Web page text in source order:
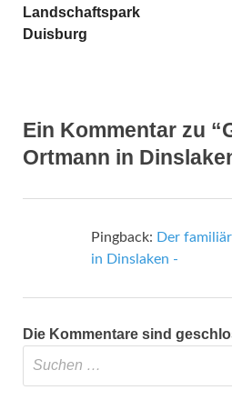
Landschaftspark
Duisburg
Ein Kommentar zu
Ortmann in
Pingback: Der
in Dinslaken -
Die Kommentare sind